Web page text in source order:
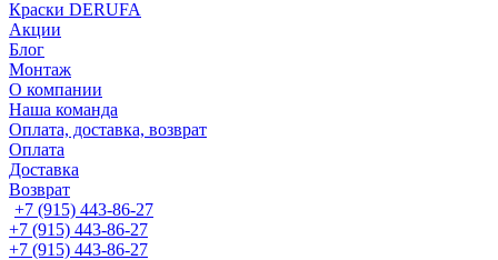
Краски DERUFA
Акции
Блог
Монтаж
О компании
Наша команда
Оплата, доставка, возврат
Оплата
Доставка
Возврат
+7 (915) 443-86-27
+7 (915) 443-86-27
+7 (915) 443-86-27